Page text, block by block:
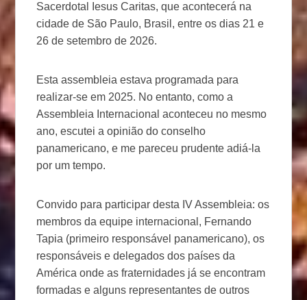
Sacerdotal Iesus Caritas, que acontecerá na
cidade de São Paulo, Brasil, entre os dias 21 e
26 de setembro de 2026.
Esta assembleia estava programada para
realizar-se em 2025. No entanto, como a
Assembleia Internacional aconteceu no mesmo
ano, escutei a opinião do conselho
panamericano, e me pareceu prudente adiá-la
por um tempo.
Convido para participar desta IV Assembleia: os
membros da equipe internacional, Fernando
Tapia (primeiro responsável panamericano), os
responsáveis e delegados dos países da
América onde as fraternidades já se encontram
formadas e alguns representantes de outros